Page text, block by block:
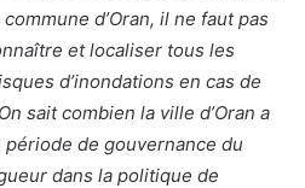
d’Oran, il ne faut pas
et localiser tous les
d’inondations en cas de
sait combien la ville d’Oran a
de gouvernance du
dans la politique de